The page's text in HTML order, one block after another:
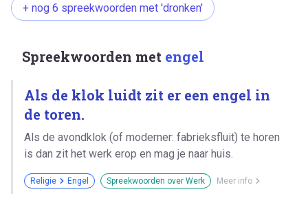
+ nog 6 spreekwoorden met 'dronken'
Spreekwoorden met engel
Als de klok luidt zit er een engel in
de toren.
Als de avondklok (of moderner: fabrieksfluit) te horen
is dan zit het werk erop en mag je naar huis.
Religie Engel Spreekwoorden over Werk Meer info